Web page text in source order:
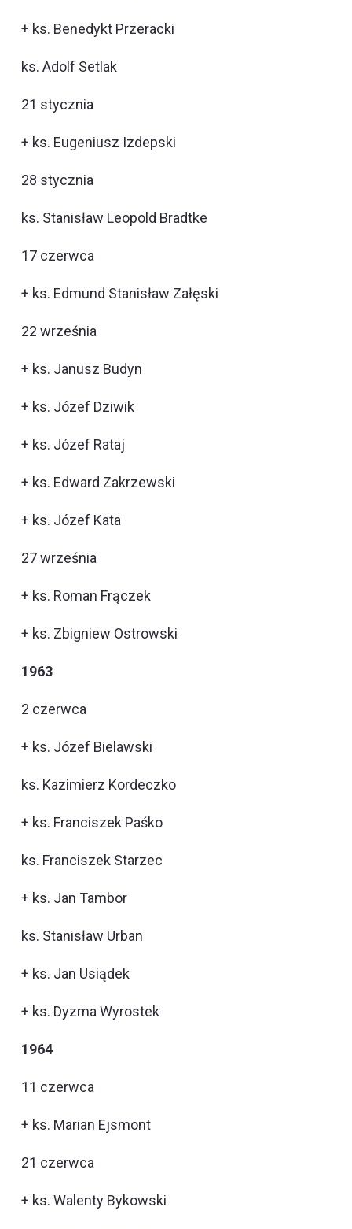
+ ks. Benedykt Przeracki
ks. Adolf Setlak
21 stycznia
+ ks. Eugeniusz Izdepski
28 stycznia
ks. Stanisław Leopold Bradtke
17 czerwca
+ ks. Edmund Stanisław Załęski
22 września
+ ks. Janusz Budyn
+ ks. Józef Dziwik
+ ks. Józef Rataj
+ ks. Edward Zakrzewski
+ ks. Józef Kata
27 września
+ ks. Roman Frączek
+ ks. Zbigniew Ostrowski
1963
2 czerwca
+ ks. Józef Bielawski
ks. Kazimierz Kordeczko
+ ks. Franciszek Paśko
ks. Franciszek Starzec
+ ks. Jan Tambor
ks. Stanisław Urban
+ ks. Jan Usiądek
+ ks. Dyzma Wyrostek
1964
11 czerwca
+ ks. Marian Ejsmont
21 czerwca
+ ks. Walenty Bykowski